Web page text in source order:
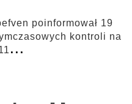
poinformował 19
kontroli na
...